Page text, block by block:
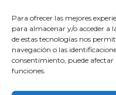
Para ofrecer las mejores
para almacenar y/o acceder a
de estas tecnologías nos
navegación o las
consentimiento, puede
funciones.
FICHA
Cualquier jugador